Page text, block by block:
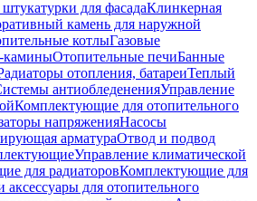
для фасадаКлинкерная
камень для наружной
котлыГазовые
каминыОтопительные печиБанные
отопления, батареиТеплый
антиобледененияУправление
Комплектующие для отопительного
напряженияНасосы
арматураОтвод и подвод
Управление климатической
для радиаторовКомплектующие для
аксессуары для отопительного